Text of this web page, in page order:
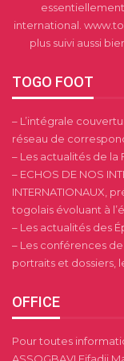
international.
plus suivi aussi
TOGO FOOT
– L’intégrale
réseau de
– Les actualités de la
– ECHOS DE NOS
INTERNATIONAUX,
togolais évoluant à
– Les actualités des
– Les conférences
portraits et dossiers,
OFFICE
Pour toutes
ASSOGBAVI Fifadji